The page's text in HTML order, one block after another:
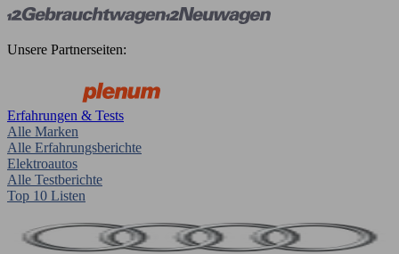
Unsere Partnerseiten:
Erfahrungen & Tests
Alle Marken
Alle Erfahrungsberichte
Elektroautos
Alle Testberichte
Top 10 Listen